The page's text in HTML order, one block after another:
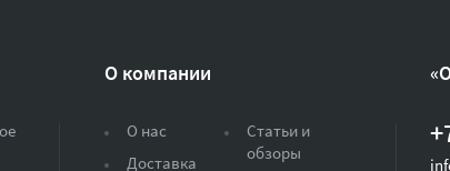
О компании
О нас
Доставка
Статьи и
обзоры